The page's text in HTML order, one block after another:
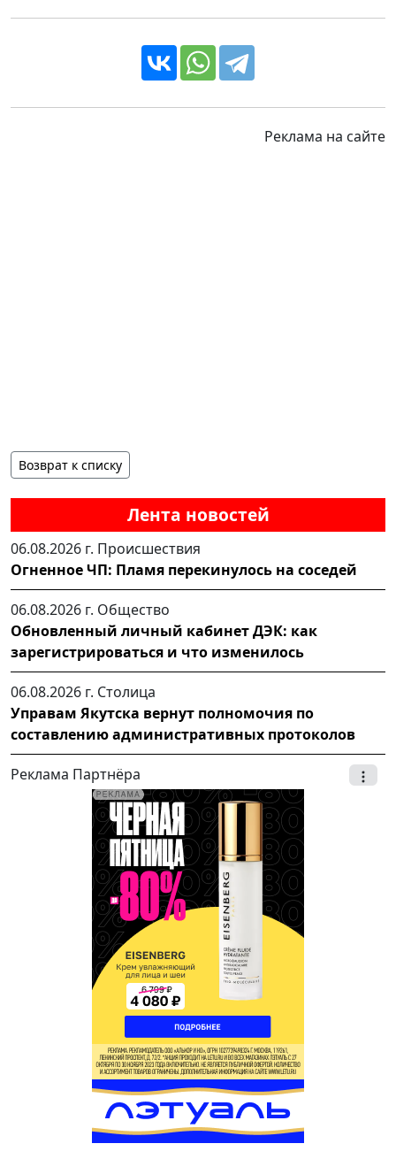
Лента новостей
06.08.2026 г. Происшествия
Огненное ЧП: Пламя перекинулось на соседей
06.08.2026 г. Общество
Обновленный личный кабинет ДЭК: как
зарегистрироваться и что изменилось
06.08.2026 г. Столица
Управам Якутска вернут полномочия по
составлению административных протоколов
Реклама Партнёра
Реклама на сайте
Возврат к списку